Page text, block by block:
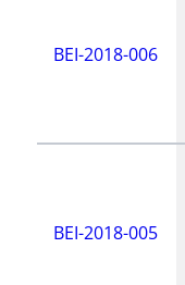
BEI-2018-006
BEI-2018-005